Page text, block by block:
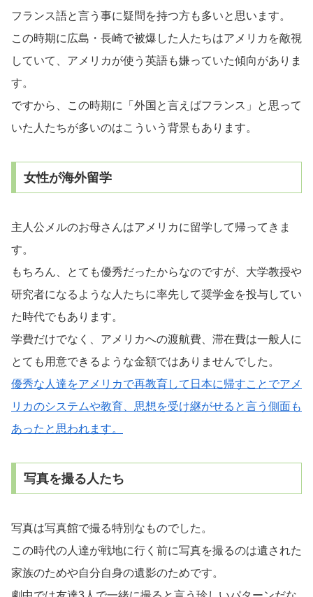
フランス語と言う事に疑問を持つ方も多いと思います。
この時期に広島・長崎で被爆した人たちはアメリカを敵視
していて、アメリカが使う英語も嫌っていた傾向がありま
す。
ですから、この時期に「外国と言えばフランス」と思って
いた人たちが多いのはこういう背景もあります。
女性が海外留学
主人公メルのお母さんはアメリカに留学して帰ってきま
す。
もちろん、とても優秀だったからなのですが、大学教授や
研究者になるような人たちに率先して奨学金を投与してい
た時代でもあります。
学費だけでなく、アメリカへの渡航費、滞在費は一般人に
とても用意できるような金額ではありませんでした。
優秀な人達をアメリカで再教育して日本に帰すことでアメ
リカのシステムや教育、思想を受け継がせると言う側面も
あったと思われます。
写真を撮る人たち
写真は写真館で撮る特別なものでした。
この時代の人達が戦地に行く前に写真を撮るのは遺された
家族のためや自分自身の遺影のためです。